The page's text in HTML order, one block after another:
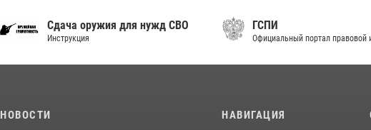
Сдача оружия для нужд СВО
Инструкция
ГСПИ
Официальный портал правовой
НОВОСТИ НАВИГАЦИЯ